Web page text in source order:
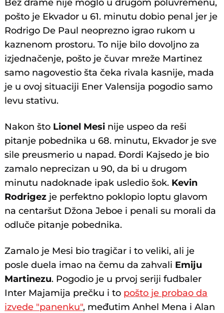
Bez drame nije moglo u drugom poluvremenu,
pošto je Ekvador u 61. minutu dobio penal jer je
Rodrigo De Paul neoprezno igrao rukom u
kaznenom prostoru. To nije bilo dovoljno za
izjednačenje, pošto je čuvar mreže Martinez
samo nagovestio šta čeka rivala kasnije, mada
je u ovoj situaciji Ener Valensija pogodio samo
levu stativu.
Nakon što Lionel Mesi nije uspeo da reši
pitanje pobednika u 68. minutu, Ekvador je sve
sile preusmerio u napad. Đordi Kajsedo je bio
zamalo neprecizan u 90, da bi u drugom
minutu nadoknade ipak usledio šok. Kevin
Rodrigez je perfektno poklopio loptu glavom
na centaršut Džona Jeboe i penali su morali da
odluče pitanje pobednika.
Zamalo je Mesi bio tragičar i to veliki, ali je
posle duela imao na čemu da zahvali Emiju
Martinezu. Pogodio je u prvoj seriji fudbaler
Inter Majamija prečku i to pošto je probao da
izvede "panenku", međutim Anhel Mena i Alan